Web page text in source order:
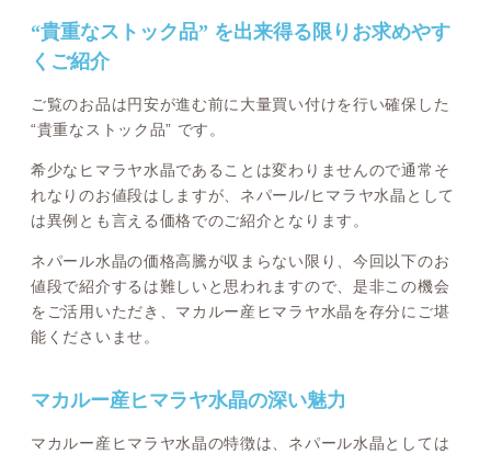
“貴重なストック品” を出来得る限りお求めやす
くご紹介
ご覧のお品は円安が進む前に大量買い付けを行い確保した
“貴重なストック品” です。
希少なヒマラヤ水晶であることは変わりませんので通常そ
れなりのお値段はしますが、ネパール/ヒマラヤ水晶として
は異例とも言える価格でのご紹介となります。
ネパール水晶の価格高騰が収まらない限り、今回以下のお
値段で紹介するは難しいと思われますので、是非この機会
をご活用いただき、マカルー産ヒマラヤ水晶を存分にご堪
能くださいませ。
マカルー産ヒマラヤ水晶の深い魅力
マカルー産ヒマラヤ水晶の特徴は、ネパール水晶としては